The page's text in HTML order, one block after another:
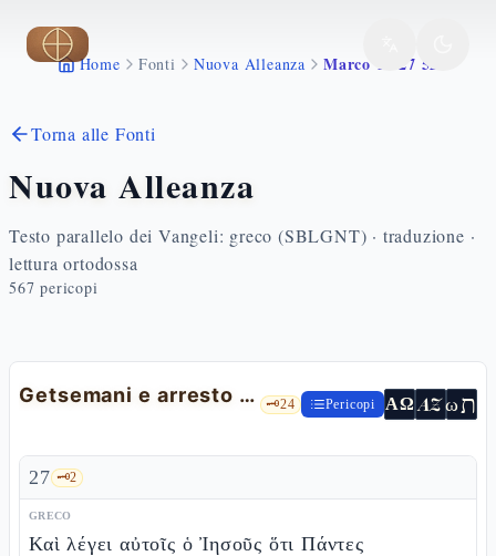
Vai al contenuto principale
Home Fonti Nuova Alleanza Marco 14 27 52
Torna alle Fonti
Nuova Alleanza
Testo parallelo dei Vangeli: greco (SBLGNT) · traduzione ·
lettura ortodossa
567 pericopi
Getsemani e arresto di Gesù 🗝️24 Pericopi ΑΩ AZωת
27 🗝️2
GRECO
Καὶ λέγει αὐτοῖς ὁ Ἰησοῦς ὅτι Πάντες